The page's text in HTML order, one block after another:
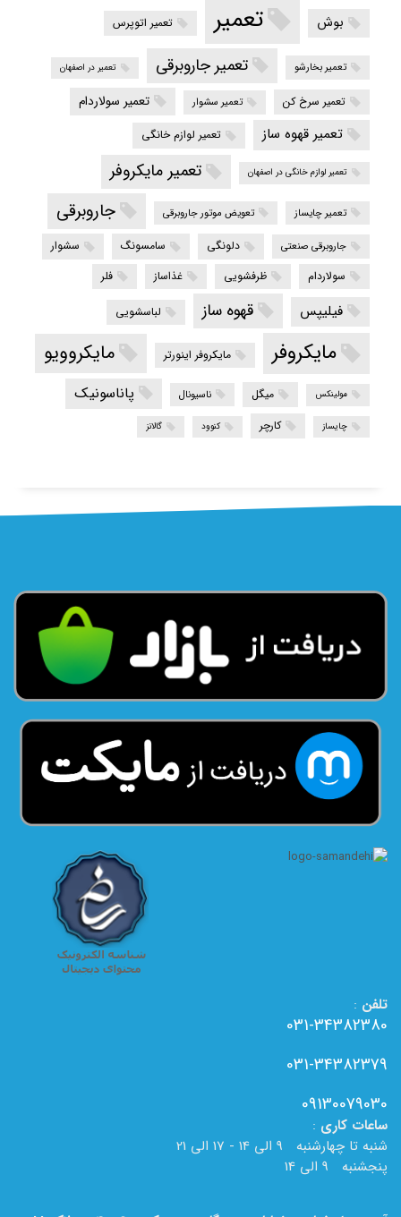
بوش تعمیر تعمیر اتوپرس
تعمیر بخارشو تعمیر جاروبرقی تعمیر در اصفهان
تعمیر سرخ کن تعمیر سشوار تعمیر سولاردام
تعمیر قهوه ساز تعمیر لوازم خانگی
تعمیر لوازم خانگی در اصفهان تعمیر مایکروفر
تعمیر چایساز تعویض موتور جاروبرقی جاروبرقی
جاروبرقی صنعتی دلونگی سامسونگ
سشوار
سولاردام
ظرفشویی غذاساز فلر
فیلیپس قهوه ساز لباسشویی
مایکروفر مایکروفر اینورتر مایکروویو
مولینکس میگل ناسیونال پاناسونیک
چایساز کارچر کنوود گالانز
تلفن :
031-34382380
031-34382379
09130079030
ساعات کاری :
شنبه تا چهارشنبه 9 الی 14 - 17 الی 21
پنجشنبه 9 الی 14